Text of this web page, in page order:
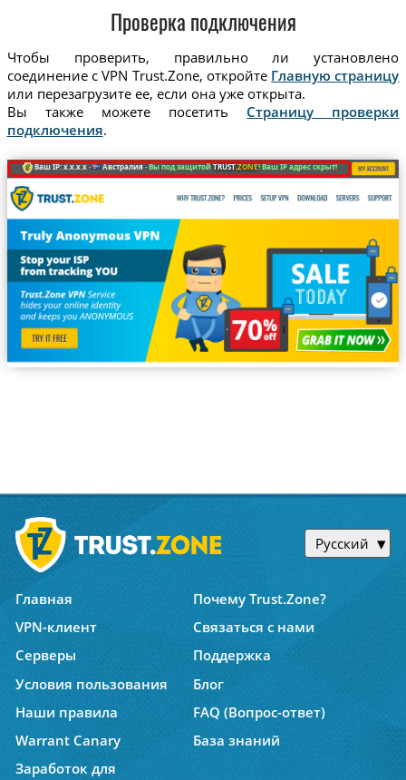
Проверка подключения
Чтобы проверить, правильно ли установлено
соединение с VPN Trust.Zone, откройте Главную страницу
или перезагрузите ее, если она уже открыта.
Вы также можете посетить Страницу проверки
подключения.
Ваш IP: x.x.x.x · Австралия ·Вы под защитойTRUST.ZONE! Ваш IP адрес скрыт!
Русский
Главная
Почему Trust.Zone?
VPN-клиент
Связаться с нами
Серверы
Поддержка
Условия пользования
Блог
Наши правила
FAQ (Вопрос-ответ)
Warrant Canary
База знаний
Заработок для